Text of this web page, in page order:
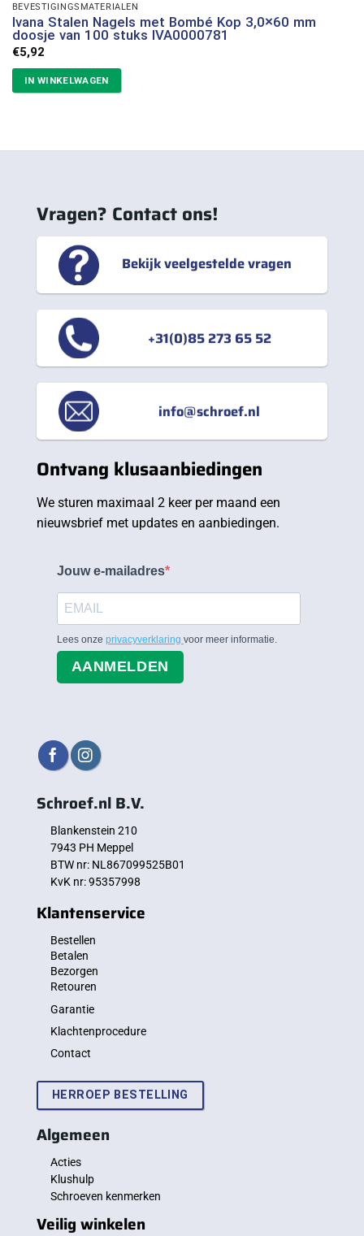
BEVESTIGINGSMATERIALEN
Ivana Stalen Nagels met Bombé Kop 3,0×60 mm
doosje van 100 stuks IVA0000781
€5,92
IN WINKELWAGEN
Vragen? Contact ons!
Bekijk veelgestelde vragen
+31(0)85 273 65 52
info@schroef.nl
Ontvang klusaanbiedingen
We sturen maximaal 2 keer per maand een
nieuwsbrief met updates en aanbiedingen.
Jouw e-mailadres
Lees onze privacyverklaring voor meer informatie.
AANMELDEN
Schroef.nl B.V.
Blankenstein 210
7943 PH Meppel
BTW nr: NL867099525B01
KvK nr: 95357998
Klantenservice
Bestellen
Betalen
Bezorgen
Retouren
Garantie
Klachtenprocedure
Contact
HERROEP BESTELLING
Algemeen
Acties
Klushulp
Schroeven kenmerken
Veilig winkelen